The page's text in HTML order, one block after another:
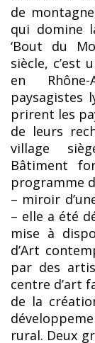
de
qui domine
‘Bout du
siècle, c’est
en
paysagistes
prirent les
de leurs
village
Bâtiment
programme
– miroir
– elle a été
mise à
d’Art
par des
centre d’art
de la
rural. Deux